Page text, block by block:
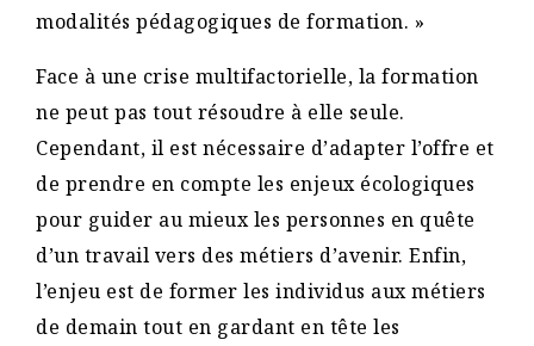
modalités pédagogiques de formation. »
Face à une crise multifactorielle, la formation
ne peut pas tout résoudre à elle seule.
Cependant, il est nécessaire d’adapter l’offre et
de prendre en compte les enjeux écologiques
pour guider au mieux les personnes en quête
d’un travail vers des métiers d’avenir. Enfin,
l’enjeu est de former les individus aux métiers
de demain tout en gardant en tête les